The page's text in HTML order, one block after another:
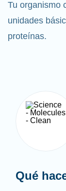
Tu organismo
unidades
proteínas.
Qué